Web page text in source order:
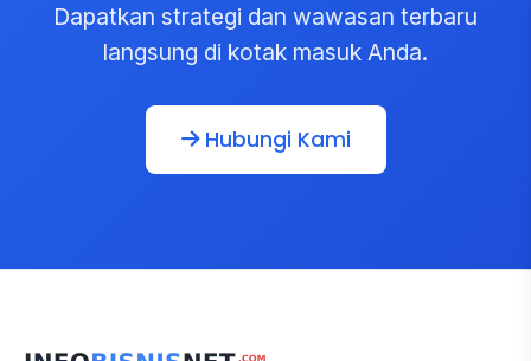
Dapatkan strategi dan wawasan terbaru
langsung di kotak masuk Anda.
Hubungi Kami